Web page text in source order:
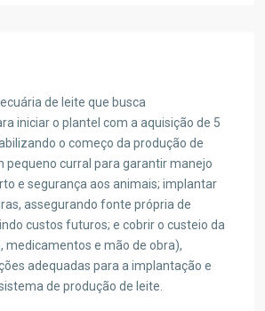
de leite que busca
iniciar o plantel com a aquisição de 5
o começo da produção de
pequeno curral para garantir manejo
e segurança aos animais; implantar
assegurando fonte própria de
custos futuros; e cobrir o custeio da
medicamentos e mão de obra),
adequadas para a implantação e
de produção de leite.